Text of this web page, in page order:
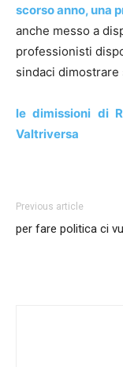
scorso anno, una
anche messo a
professionisti
sindaci dimostrare
le dimissioni di
Valtriversa
Previous article
per fare politica ci